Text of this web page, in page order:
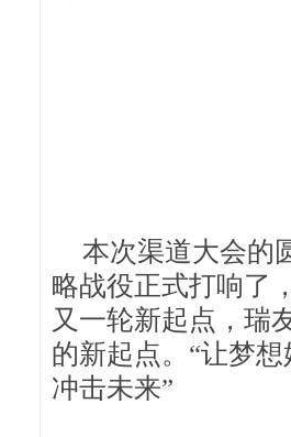
本次渠道大会的
略战役正式打响了
又一轮新起点，瑞
的新起点。“让梦
冲击未来”